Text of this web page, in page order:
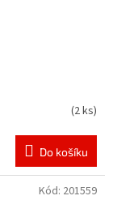
(2 ks)
Do košíku
Kód: 201559